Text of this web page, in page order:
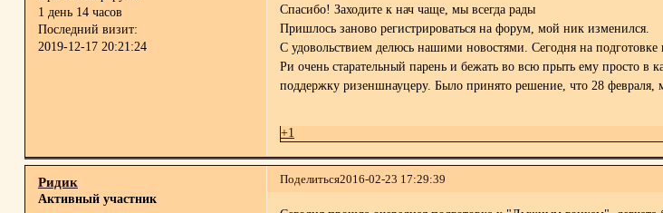
1 день 14 часов
Последний визит:
2019-12-17 20:21:24
Спасибо! Заходите к нач чаще, мы всегда рады
Пришлось заново регистрироваться на форум, мой ник изменился.
С удовольствием делюсь нашими новостями. Сегодня на
Ри очень старательный парень и бежать во всю прыть ему просто
поддержку ризеншнауцеру. Было принято решение, что 28 февраля,
+1
Поделиться2016-02-23 17:29:39
Ридик
Активный участник